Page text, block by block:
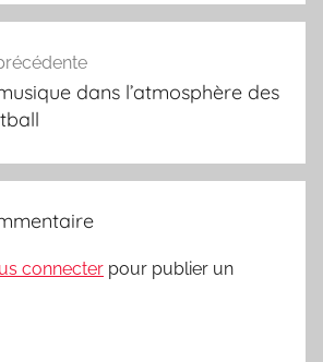
dans l’atmosphère des
connecter pour publier un